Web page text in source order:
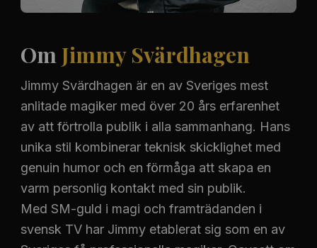
Om Jimmy Svärdhagen
Jimmy Svärdhagen är en av Sveriges mest
anlitade magiker med över 20 års erfarenhet
av att förtrolla publik i alla sammanhang. Hans
unika stil kombinerar teknisk skicklighet med
genuin humor och en förmåga att skapa en
varm personlig kontakt med sin publik.
Med SM-guld i magi och framträdanden i
svensk TV har Jimmy etablerat sig som en av